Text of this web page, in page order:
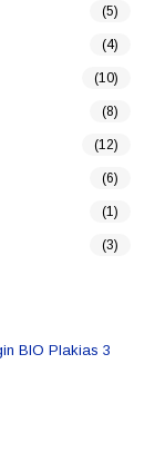
(5)
(4)
(10)
(8)
(12)
(6)
(1)
(3)
BIO Plakias 3